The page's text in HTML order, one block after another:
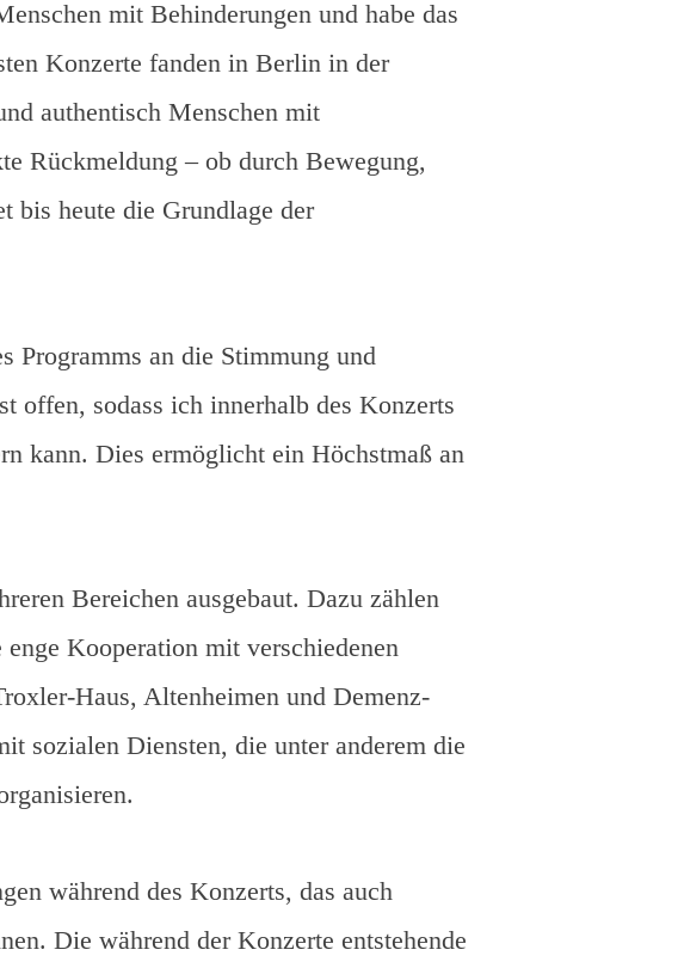
mit Behinderungen und habe das
Konzerte fanden in Berlin in der
authentisch Menschen mit
Rückmeldung – ob durch Bewegung,
bis heute die Grundlage der
Programms an die Stimmung und
offen, sodass ich innerhalb des Konzerts
kann. Dies ermöglicht ein Höchstmaß an
Bereichen ausgebaut. Dazu zählen
Kooperation mit verschiedenen
Haus, Altenheimen und Demenz-
sozialen Diensten, die unter anderem die
während des Konzerts, das auch
Die während der Konzerte entstehende